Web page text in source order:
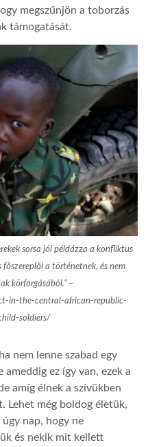
megszűnjön a toborzás
támogatását.
sorsa jól példázza a konfliktus
a történetnek, és nem
körforgásából.”–
in-the-central-african-republic-
soldiers/
nem lenne szabad egy
ez így van, ezek a
amíg élnek a szívükben
Lehet még boldog életük,
nap, hogy ne
és nekik mit kellett